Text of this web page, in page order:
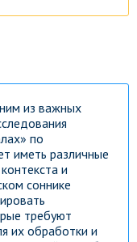
из важных
по
иметь различные
и
соннике
требуют
их обработки и